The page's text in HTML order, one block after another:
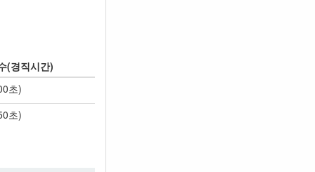
(경직시간)
초)
초)